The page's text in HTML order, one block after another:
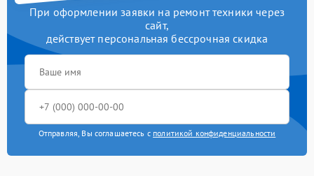
При оформлении заявки на ремонт техники через
сайт,
действует персональная бессрочная скидка
Отправляя, Вы соглашаетесь с политикой конфиденциальности